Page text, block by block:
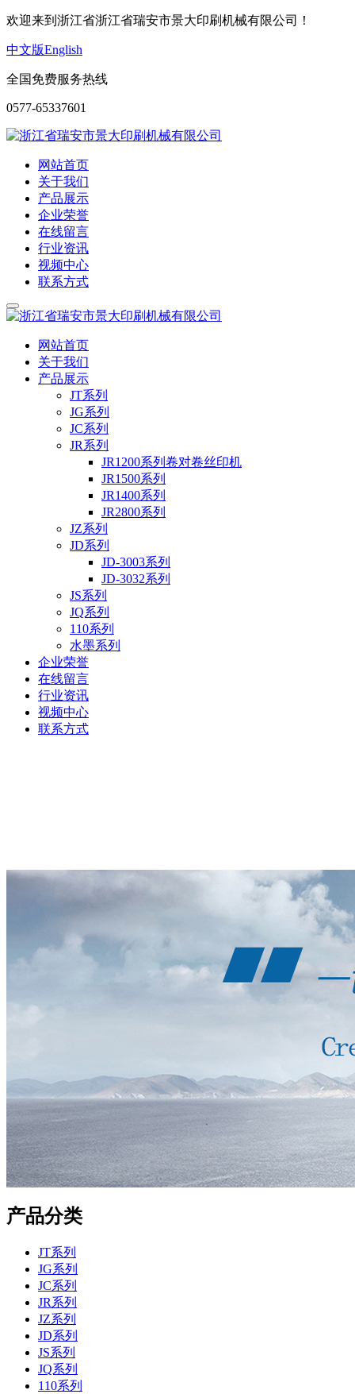
欢迎来到浙江省浙江省瑞安市景大印刷机械有限公司！
中文版English
全国免费服务热线
0577-65337601
网站首页
关于我们
产品展示
企业荣誉
在线留言
行业资讯
视频中心
联系方式
网站首页
关于我们
产品展示
JT系列
JG系列
JC系列
JR系列
JR1200系列卷对卷丝印机
JR1500系列
JR1400系列
JR2800系列
JZ系列
JD系列
JD-3003系列
JD-3032系列
JS系列
JQ系列
110系列
水墨系列
企业荣誉
在线留言
行业资讯
视频中心
联系方式
产品分类
JT系列
JG系列
JC系列
JR系列
JZ系列
JD系列
JS系列
JQ系列
110系列